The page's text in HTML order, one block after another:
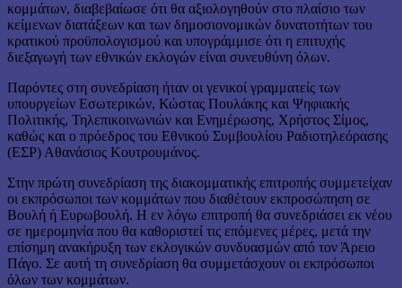
κομμάτων, διαβεβαίωσε ότι θα αξιολογηθούν στο πλαίσιο των
κείμενων διατάξεων και των δημοσιονομικών δυνατοτήτων του
κρατικού προϋπολογισμού και υπογράμμισε ότι η επιτυχής
διεξαγωγή των εθνικών εκλογών είναι συνευθύνη όλων.
Παρόντες στη συνεδρίαση ήταν οι γενικοί γραμματείς των
υπουργείων Εσωτερικών, Κώστας Πουλάκης και Ψηφιακής
Πολιτικής, Τηλεπικοινωνιών και Ενημέρωσης, Χρήστος Σίμος,
καθώς και ο πρόεδρος του Εθνικού Συμβουλίου Ραδιοτηλεόρασης
(ΕΣΡ) Αθανάσιος Κουτρουμάνος.
Στην πρώτη συνεδρίαση της διακομματικής επιτροπής συμμετείχαν
οι εκπρόσωποι των κομμάτων που διαθέτουν εκπροσώπηση σε
Βουλή ή Ευρωβουλή. Η εν λόγω επιτροπή θα συνεδριάσει εκ νέου
σε ημερομηνία που θα καθοριστεί τις επόμενες μέρες, μετά την
επίσημη ανακήρυξη των εκλογικών συνδυασμών από τον Άρειο
Πάγο. Σε αυτή τη συνεδρίαση θα συμμετάσχουν οι εκπρόσωποι
όλων των κομμάτων.